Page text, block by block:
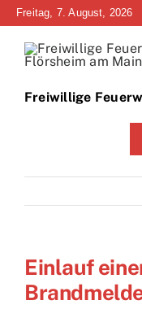
Zum
springen
Freitag, 7. August, 2026
Freiwillige
Home
Bürgerinfo
Einlauf